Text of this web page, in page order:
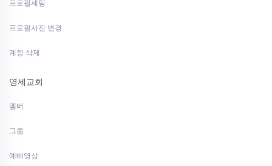
프로필세팅
프로필사진 변경
계정 삭제
영세교회
멤버
그룹
예배영상